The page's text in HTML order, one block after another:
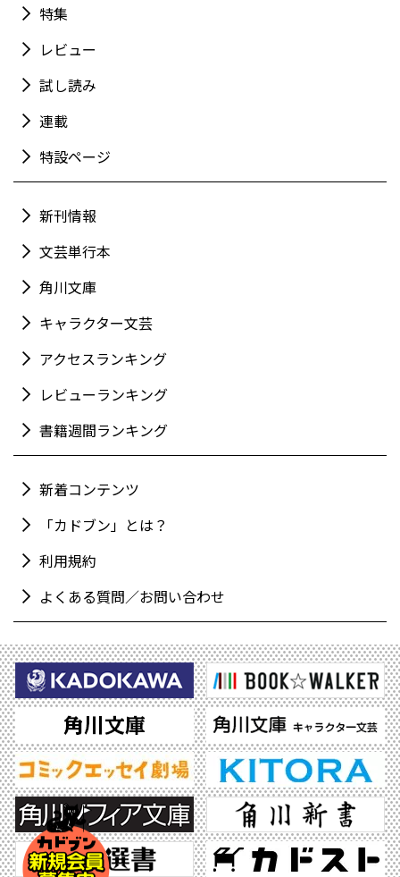
特集
レビュー
試し読み
連載
特設ページ
新刊情報
文芸単行本
角川文庫
キャラクター文芸
アクセスランキング
レビューランキング
書籍週間ランキング
新着コンテンツ
「カドブン」とは？
利用規約
よくある質問／お問い合わせ